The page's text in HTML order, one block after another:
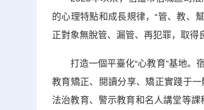
的心理特點和成長規律，“管、教、
正對象無脫管、漏管、再犯罪，取得
打造一個平臺化“心教育”基地。宿
教育矯正、閱讀分享、矯正實踐于一
法治教育、警示教育和名人講堂等